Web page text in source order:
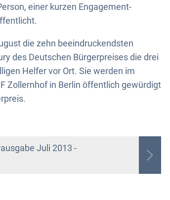
einer kurzen Engagement-
die zehn beeindruckendsten
des Deutschen Bürgerpreises die drei
Helfer vor Ort. Sie werden im
Zollernhof in Berlin öffentlich gewürdigt
Juli 2013 -